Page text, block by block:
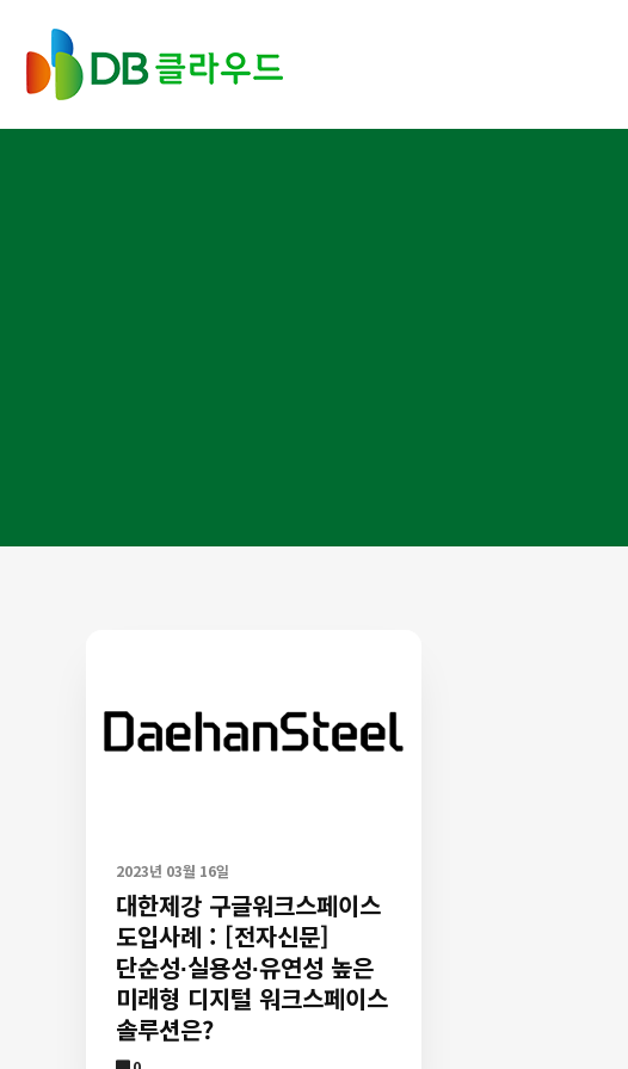
콘텐츠로
이동
DB클라우드
2023년 03월 16일
Comment
대한제강 구글워크스페이스
도입사례 : [전자신문]
단순성∙실용성∙유연성 높은
미래형 디지털 워크스페이스
솔루션은?